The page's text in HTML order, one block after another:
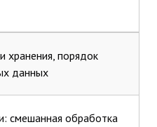
хранения, порядок
данных
смешанная обработка